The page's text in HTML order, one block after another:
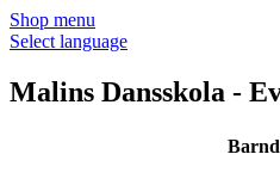
Shop menu
Select language
Malins Dansskola -